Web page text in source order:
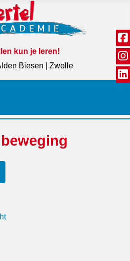
kun je leren!
Biesen | Zwolle